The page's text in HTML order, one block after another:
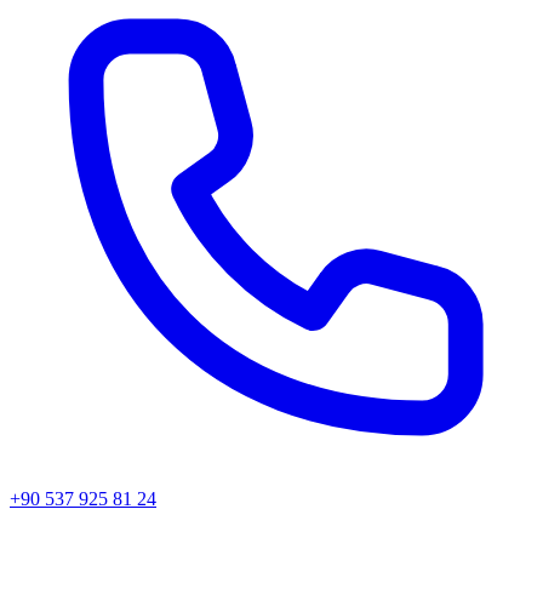
+90 537 925 81 24